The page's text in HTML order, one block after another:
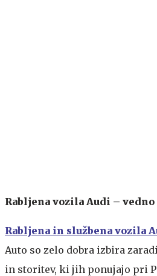
Rabljena vozila Audi –
Rabljena in službena vozila
Auto so zelo dobra izbira
in storitev, ki jih ponujajo pri